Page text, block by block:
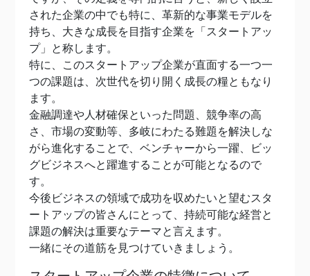
された企業の中でも特に、革新的な事業モデルを
持ち、大きな成長を目指す企業を「スタートアッ
プ」と称します。
特に、このスタートアップ企業が直面する一つ一
つの課題は、次世代を切り開く成長の糧ともなり
ます。
金融調達や人材確保といった問題、競争率の高
さ、市場の変動等、多岐にわたる難題を解決しな
がら進化することで、ベンチャーから一躍、ビッ
グビジネスへと躍進することが可能となるので
す。
今後ビジネスの領域で成功を収めたいと望むスタ
ートアップの皆さんにとって、持続可能な経営と
課題の解決は重要なテーマと言えます。
一緒にその道筋を見つけていきましょう。